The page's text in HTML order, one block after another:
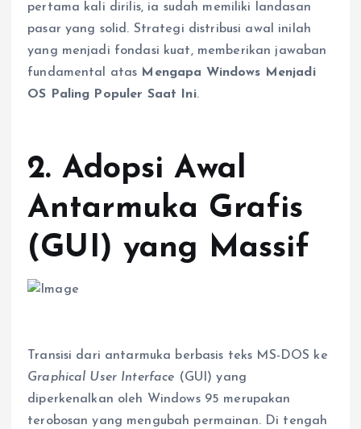
pertama kali dirilis, ia sudah memiliki landasan
pasar yang solid. Strategi distribusi awal inilah
yang menjadi fondasi kuat, memberikan jawaban
fundamental atas Mengapa Windows Menjadi
OS Paling Populer Saat Ini.
2. Adopsi Awal
Antarmuka Grafis
(GUI) yang Massif
Transisi dari antarmuka berbasis teks MS-DOS ke
Graphical User Interface (GUI) yang
diperkenalkan oleh Windows 95 merupakan
terobosan yang mengubah permainan. Di tengah